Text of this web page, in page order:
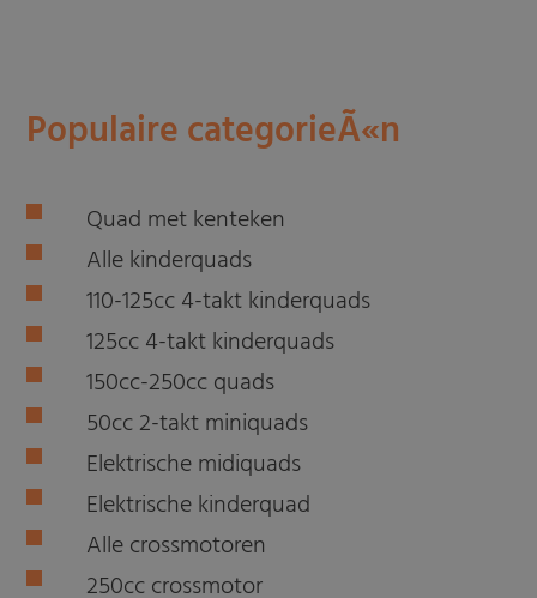
Populaire categorieÃ«n
Quad met kenteken
Alle kinderquads
110-125cc 4-takt kinderquads
125cc 4-takt kinderquads
150cc-250cc quads
50cc 2-takt miniquads
Elektrische midiquads
Elektrische kinderquad
Alle crossmotoren
250cc crossmotor